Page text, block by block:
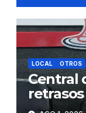
LOCAL OTROS
Central
de